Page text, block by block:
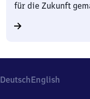
für die Zukunft
DeutschEnglish